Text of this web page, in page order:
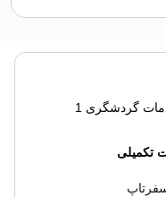
گردشگری 1
تکمیلی